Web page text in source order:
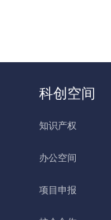
科创空间
知识产权
办公空间
项目申报